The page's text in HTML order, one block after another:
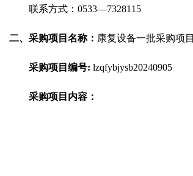
联系方式： 0533—7328115
二、 采购项目名称： 康复设备一批采购项目
采购项目编号:lzqfybjysb20240905
采购项目内容：